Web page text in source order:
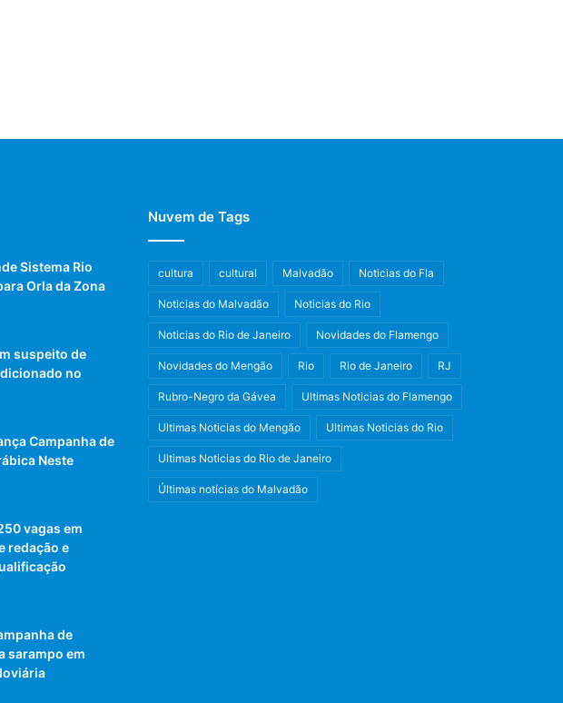
Sistema Rio
Orla da Zona
suspeito de
no
Campanha de
Neste
vagas em
redação e
de
sarampo em
Nuvem de Tags
cultura cultural Malvadão Noticias do Fla
Noticias do Malvadão Noticias do Rio
Noticias do Rio de Janeiro Novidades do Flamengo
Novidades do Mengão Rio Rio de Janeiro RJ
Rubro-Negro da Gávea Ultimas Noticias do Flamengo
Ultimas Noticias do Mengão Ultimas Noticias do Rio
Ultimas Noticias do Rio de Janeiro
Últimas notícias do Malvadão